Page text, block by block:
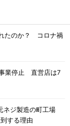
たのか？ コロナ禍
業停止 直営店は7
ジ製造の町工場
する理由